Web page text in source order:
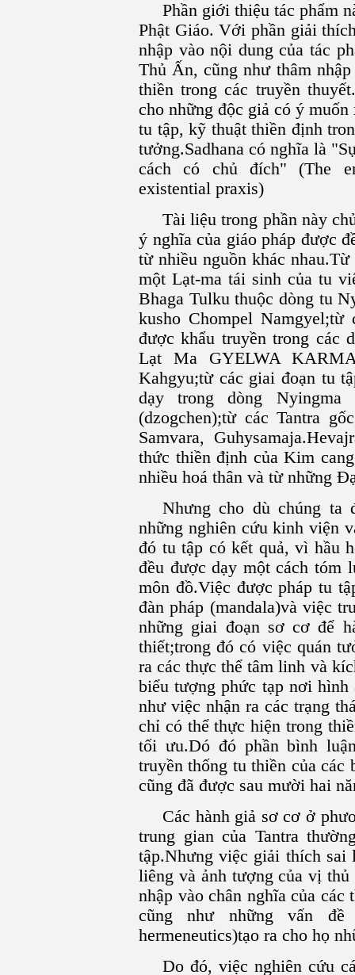
Phần giới thiệu tác phẩm
Phật Giáo. Với phần giải
nhập vào nội dung của tác
Thủ Ấn, cũng như thâm
thiền trong các truyền
cho những độc giả có ý
tu tập, kỹ thuật thiền định
tưởng.Sadhana có nghĩa là
cách có chủ đích" (The
existential praxis)
Tài liệu trong phần này
ý nghĩa của giáo pháp được
từ nhiều nguồn khác
một Lạt-ma tái sinh của tu
Bhaga Tulku thuộc dòng tu
kusho Chompel
được khẩu truyền trong các
Lạt Ma GYELWA
Kahgyu;từ các giai đoạn tu
dạy trong dòng
(dzogchen);từ các Tantra
Samvara,
thức thiền định của Kim
nhiều hoá thân và từ những
Nhưng cho dù chúng ta
những nghiên cứu kinh viện
đó tu tập có kết quả, vì hầu
đều được dạy một cách tóm
môn đồ.Việc được pháp tu
đàn pháp (mandala)và việc
những giai đoạn sơ cơ để
thiết;trong đó có việc quán
ra các thực thể tâm linh và
biểu tượng phức tạp nơi
như việc nhận ra các trạng
chỉ có thể thực hiện trong
tối ưu.Dó đó phần bình
truyền thống tu thiền của các
cũng đã được sau mười hai
Các hành giả sơ cơ ở
trung gian của Tantra
tập.Nhưng việc giải thích sai
liêng và ảnh tượng của vị
nhập vào chân nghĩa của
cũng như những vấn
hermeneutics)tạo ra cho họ
Do đó, việc nghiên cứu